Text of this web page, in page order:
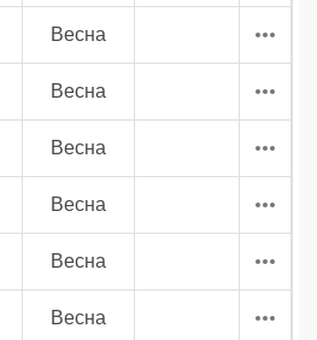
Весна
Весна
Весна
Весна
Весна
Весна